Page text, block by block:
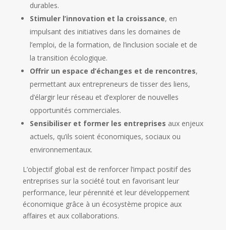
durables.
Stimuler l’innovation et la croissance, en
impulsant des initiatives dans les domaines de
l’emploi, de la formation, de l’inclusion sociale et de
la transition écologique.
Offrir un espace d’échanges et de rencontres,
permettant aux entrepreneurs de tisser des liens,
d’élargir leur réseau et d’explorer de nouvelles
opportunités commerciales.
Sensibiliser et former les entreprises aux enjeux
actuels, qu’ils soient économiques, sociaux ou
environnementaux.
L’objectif global est de renforcer l’impact positif des
entreprises sur la société tout en favorisant leur
performance, leur pérennité et leur développement
économique grâce à un écosystème propice aux
affaires et aux collaborations.